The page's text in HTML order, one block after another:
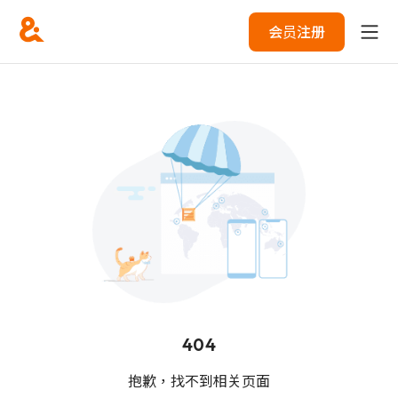
会员注册
404
抱歉，找不到相关页面